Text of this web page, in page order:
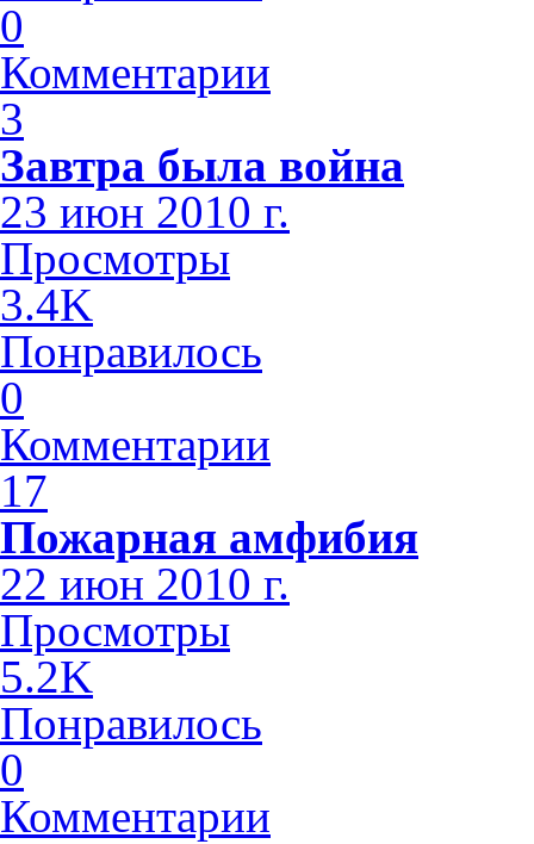
0
Комментарии
3
Завтра была война
23 июн 2010 г.
Просмотры
3.4K
Понравилось
0
Комментарии
17
Пожарная амфибия
22 июн 2010 г.
Просмотры
5.2K
Понравилось
0
Комментарии